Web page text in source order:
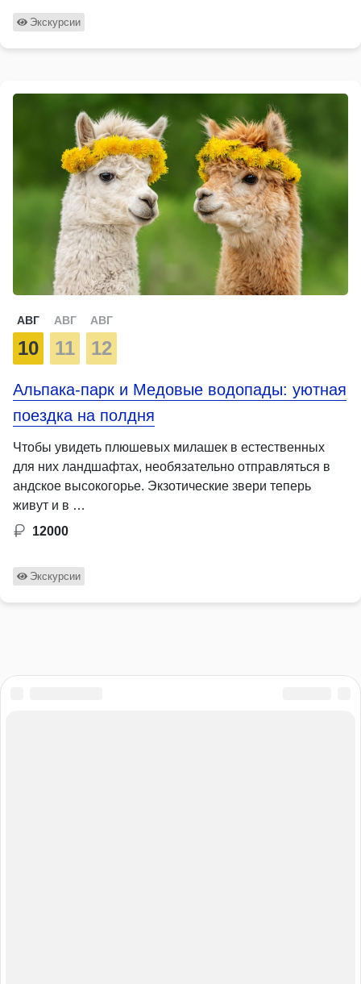
Экскурсии
АВГ
10
АВГ
11
АВГ
12
Альпака-парк и Медовые водопады: уютная
поездка на полдня
Чтобы увидеть плюшевых милашек в естественных
для них ландшафтах, необязательно отправляться в
андское высокогорье. Экзотические звери теперь
живут и в …
12000
Экскурсии